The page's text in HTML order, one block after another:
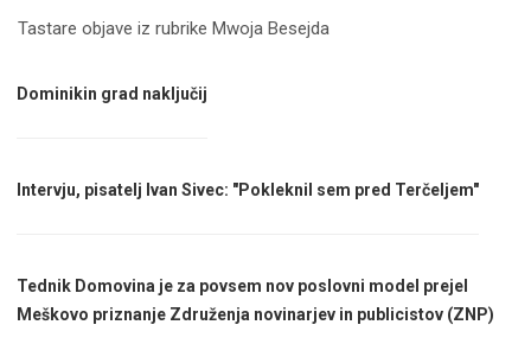
Tastare objave iz rubrike Mwoja Besejda
Dominikin grad naključij
Intervju, pisatelj Ivan Sivec: "Pokleknil sem pred Terčeljem"
Tednik Domovina je za povsem nov poslovni model prejel
Meškovo priznanje Združenja novinarjev in publicistov (ZNP)